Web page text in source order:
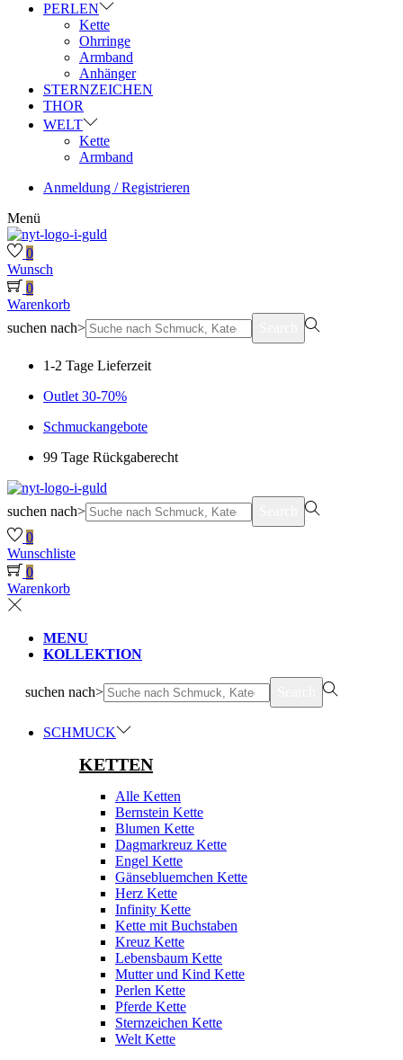
PERLEN
Kette
Ohrringe
Armband
Anhänger
STERNZEICHEN
THOR
WELT
Kette
Armband
Anmeldung / Registrieren
Menü
0
Wunsch
0
Warenkorb
suchen nach>
1-2 Tage Lieferzeit
Outlet 30-70%
Schmuckangebote
99 Tage Rückgaberecht
suchen nach>
0
Wunschliste
0
Warenkorb
MENU
KOLLEKTION
suchen nach>
SCHMUCK
KETTEN
Alle Ketten
Bernstein Kette
Blumen Kette
Dagmarkreuz Kette
Engel Kette
Gänsebluemchen Kette
Herz Kette
Infinity Kette
Kette mit Buchstaben
Kreuz Kette
Lebensbaum Kette
Mutter und Kind Kette
Perlen Kette
Pferde Kette
Sternzeichen Kette
Welt Kette